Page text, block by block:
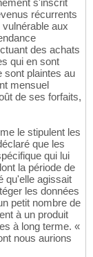
s'inscrit
récurrents
aux
des achats
qui en sont
sont plaintes au
mensuel
de ses forfaits,
le stipulent les
que les
qui lui
la période de
qu'elle agissait
les données
petit nombre de
à un produit
à long terme. «
nous aurions